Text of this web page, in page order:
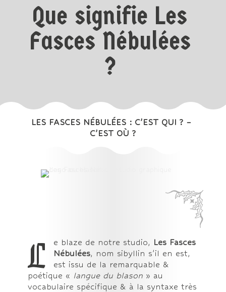
Que signifie Les
Fasces Nébulées
?
LES FASCES NÉBULÉES : C’EST QUI ? –
C’EST OÙ ?
L e blaze de notre studio, Les Fasces
Nébulées, nom sibyllin s’il en est,
est issu de la remarquable &
poétique « langue du blason» au
vocabulaire spécifique & à la syntaxe très